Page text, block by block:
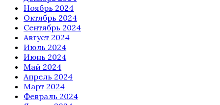
Ноябрь 2024
Октябрь 2024
Сентябрь 2024
Август 2024
Июль 2024
Июнь 2024
Май 2024
Апрель 2024
Март 2024
Февраль 2024